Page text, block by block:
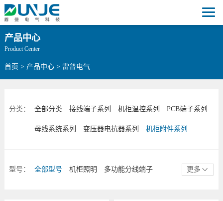
产品中心
Product Center
首页 > 产品中心> 雷普电气
分类： 全部分类 接线端子系列 机柜温控系列 PCB端子系列
母线系统系列 变压器电抗器系列 机柜附件系列
型号： 更多
全部型号 机柜照明 多功能分线端子